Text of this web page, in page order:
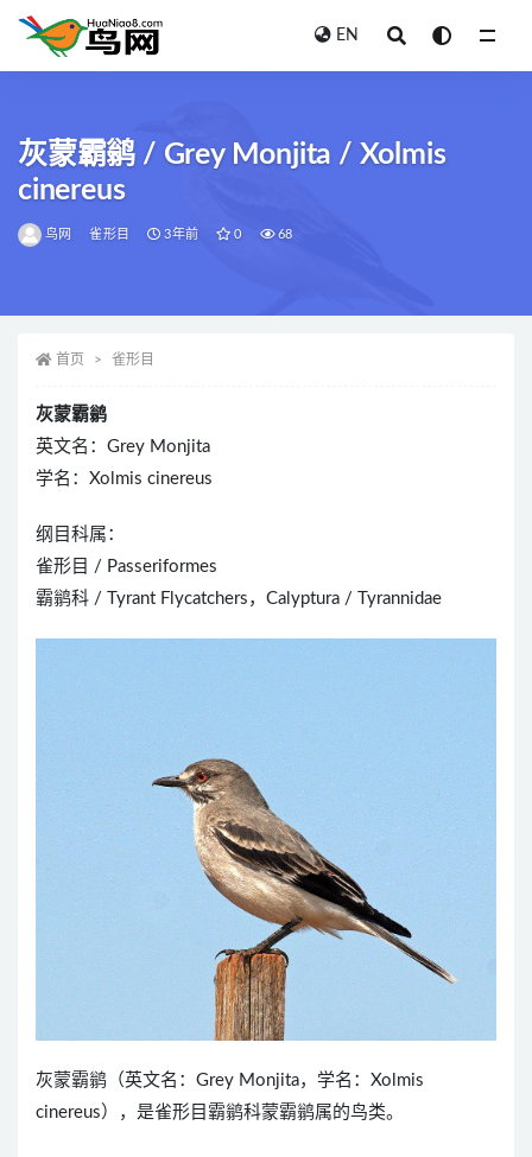
EN
灰蒙霸鹟 / Grey Monjita / Xolmis
cinereus
鸟网 雀形目 3年前 0 68
首页 雀形目
灰蒙霸鹟
英文名：Grey Monjita
学名：Xolmis cinereus
纲目科属：
雀形目 / Passeriformes
霸鹟科 / Tyrant Flycatchers，Calyptura / Tyrannidae
灰蒙霸鹟（英文名：Grey Monjita，学名：Xolmis
cinereus），是雀形目霸鹟科蒙霸鹟属的鸟类。